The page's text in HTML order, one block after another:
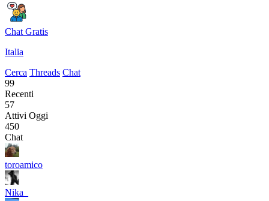
Chat Gratis
Italia
Cerca Threads Chat
99
Recenti
57
Attivi Oggi
450
Chat
toroamico
Nika_